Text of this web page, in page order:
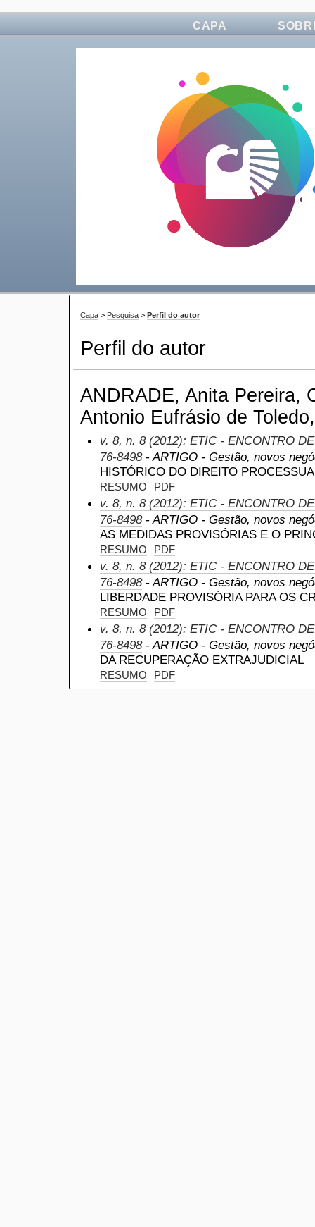
CAPA
Capa > Pesquisa > Perfil do autor
Perfil do autor
ANDRADE, Anita Pereira,
Antonio Eufrásio de
v. 8, n. 8 (2012): ETIC - ENCONTRO
76-8498- ARTIGO - Gestão, novos
HISTÓRICO DO DIREITO
RESUMO PDF
v. 8, n. 8 (2012): ETIC - ENCONTRO
76-8498- ARTIGO - Gestão, novos
AS MEDIDAS PROVISÓRIAS E O
RESUMO PDF
v. 8, n. 8 (2012): ETIC - ENCONTRO
76-8498- ARTIGO - Gestão, novos
LIBERDADE PROVISÓRIA PARA OS
RESUMO PDF
v. 8, n. 8 (2012): ETIC - ENCONTRO
76-8498- ARTIGO - Gestão, novos
DA RECUPERAÇÃO EXTRAJUDICIAL
RESUMO PDF